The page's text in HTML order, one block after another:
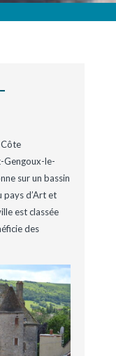
Côte
Gengoux-le-
sur un bassin
d’Art et
est classée
des